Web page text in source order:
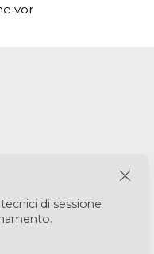
vor
di sessione